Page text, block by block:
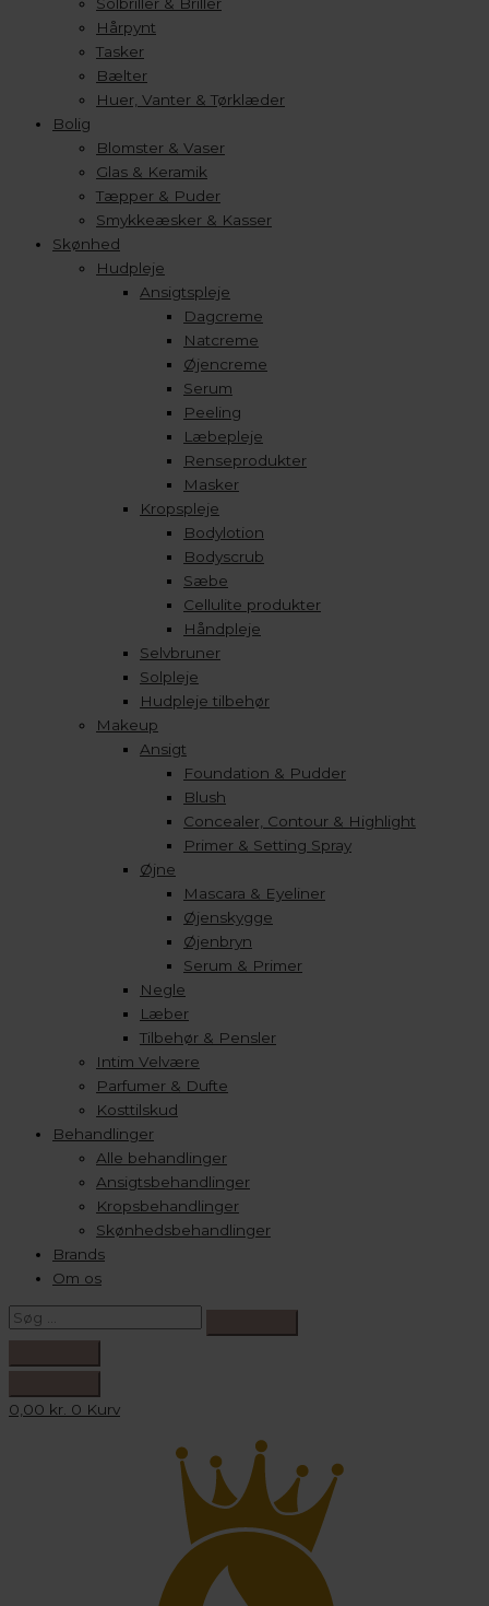
Hårpynt
Tasker
Bælter
Huer, Vanter & Tørklæder
Bolig
Blomster & Vaser
Glas & Keramik
Tæpper & Puder
Smykkeæsker & Kasser
Skønhed
Hudpleje
Ansigtspleje
Dagcreme
Natcreme
Øjencreme
Serum
Peeling
Læbepleje
Renseprodukter
Masker
Kropspleje
Bodylotion
Bodyscrub
Sæbe
Cellulite produkter
Håndpleje
Selvbruner
Solpleje
Hudpleje tilbehør
Makeup
Ansigt
Foundation & Pudder
Blush
Concealer, Contour & Highlight
Primer & Setting Spray
Øjne
Mascara & Eyeliner
Øjenskygge
Øjenbryn
Serum & Primer
Negle
Læber
Tilbehør & Pensler
Intim Velvære
Parfumer & Dufte
Kosttilskud
Behandlinger
Alle behandlinger
Ansigtsbehandlinger
Kropsbehandlinger
Skønhedsbehandlinger
Brands
Om os
0,00 kr. 0 Kurv